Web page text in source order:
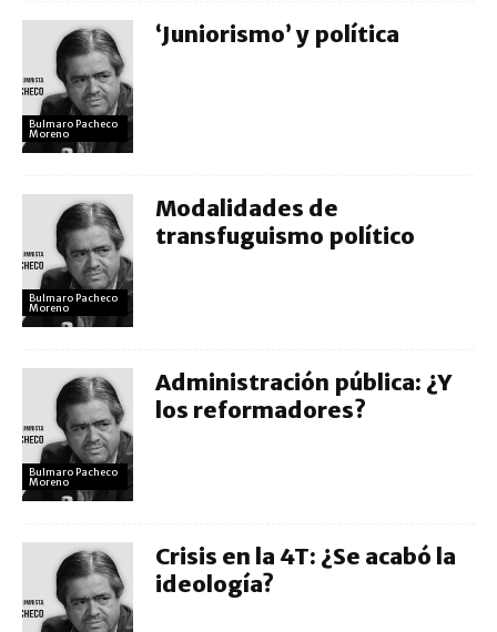
Bulmaro Pacheco
Moreno
‘Juniorismo’ y política
Bulmaro Pacheco
Moreno
Modalidades de
transfuguismo político
Bulmaro Pacheco
Moreno
Administración pública: ¿Y
los reformadores?
Crisis en la 4T: ¿Se acabó la
ideología?